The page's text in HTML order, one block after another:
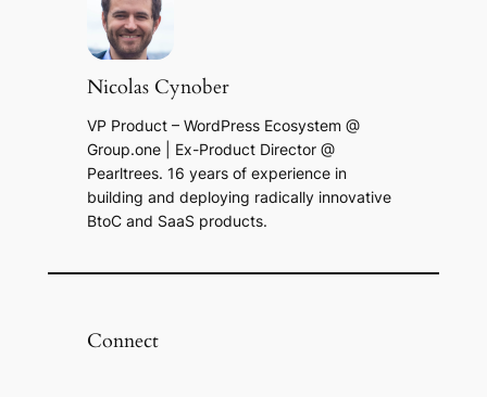
Nicolas Cynober
VP Product – WordPress Ecosystem @
Group.one | Ex-Product Director @
Pearltrees. 16 years of experience in
building and deploying radically innovative
BtoC and SaaS products.
Connect